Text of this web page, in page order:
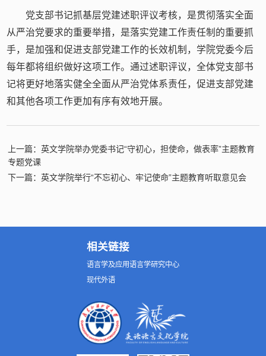
党支部书记抓基层党建述职评议考核，是贯彻落实全面
从严治党要求的重要举措，是落实党建工作责任制的重要抓
手，是加强和促进支部党建工作的长效机制，学院党委今后
每年都将组织做好这项工作。通过述职评议，全体党支部书
记将更好地落实健全全面从严治党体系责任，促进支部党建
和其他各项工作更加有序有效地开展。
上一篇：英文学院举办党委书记“守初心，担使命，做表率”主题教育
专题党课
下一篇：英文学院举行“不忘初心、牢记使命”主题教育听取意见会
相关链接
语言学及应用语言学研究中心
现代外语